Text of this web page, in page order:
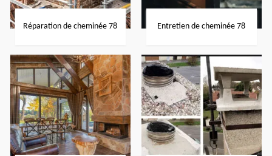
Réparation de cheminée 78 Entretien de cheminée 78